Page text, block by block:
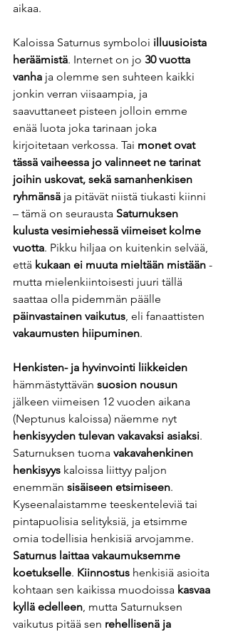
aikaa.
Kaloissa Saturnus symboloi illuusioista
heräämistä. Internet on jo 30 vuotta
vanha ja olemme sen suhteen kaikki
jonkin verran viisaampia, ja
saavuttaneet pisteen jolloin emme
enää luota joka tarinaan joka
kirjoitetaan verkossa. Tai monet ovat
tässä vaiheessa jo valinneet ne tarinat
joihin uskovat, sekä samanhenkisen
ryhmänsä ja pitävät niistä tiukasti kiinni
– tämä on seurausta Saturnuksen
kulusta vesimiehessä viimeiset kolme
vuotta. Pikku hiljaa on kuitenkin selvää,
että kukaan ei muuta mieltään mistään -
mutta mielenkiintoisesti juuri tällä
saattaa olla pidemmän päälle
päinvastainen vaikutus, eli fanaattisten
vakaumusten hiipuminen.
Henkisten- ja hyvinvointi liikkeiden
hämmästyttävän suosion nousun
jälkeen viimeisen 12 vuoden aikana
(Neptunus kaloissa) näemme nyt
henkisyyden tulevan vakavaksi asiaksi.
Saturnuksen tuoma vakavahenkinen
henkisyys kaloissa liittyy paljon
enemmän sisäiseen etsimiseen.
Kyseenalaistamme teeskenteleviä tai
pintapuolisia selityksiä, ja etsimme
omia todellisia henkisiä arvojamme.
Saturnus laittaa vakaumuksemme
koetukselle. Kiinnostus henkisiä asioita
kohtaan sen kaikissa muodoissa kasvaa
kyllä edelleen, mutta Saturnuksen
vaikutus pitää sen rehellisenä ja